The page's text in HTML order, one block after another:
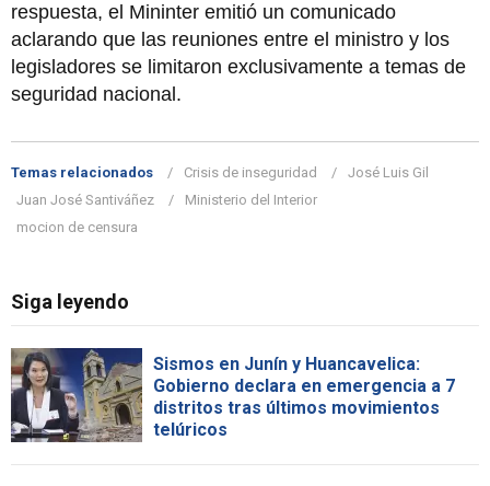
respuesta, el Mininter emitió un comunicado
aclarando que las reuniones entre el ministro y los
legisladores se limitaron exclusivamente a temas de
seguridad nacional.
Temas relacionados Crisis de inseguridad
José Luis Gil
Juan José Santiváñez
Ministerio del Interior
mocion de censura
Siga leyendo
Sismos en Junín y Huancavelica:
Gobierno declara en emergencia a 7
distritos tras últimos movimientos
telúricos